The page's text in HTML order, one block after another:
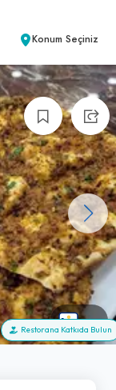
Konum Seçiniz
+6
Restorana Katkıda Bulun